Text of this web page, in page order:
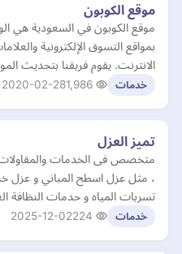
موقع الكوبون
موقع الكوبون في السعودية هي
بمواقع التسوق الإلكترونية
الانترنت. يقوم فريقنا بتحديث
خدمات 2020-02-28
تميز العزل
متخصص فى الخدمات والمقاولات
، مثل عزل اسطح المباني و عزل
تسربات المياه و حدمات النظافة
خدمات 2025-12-02